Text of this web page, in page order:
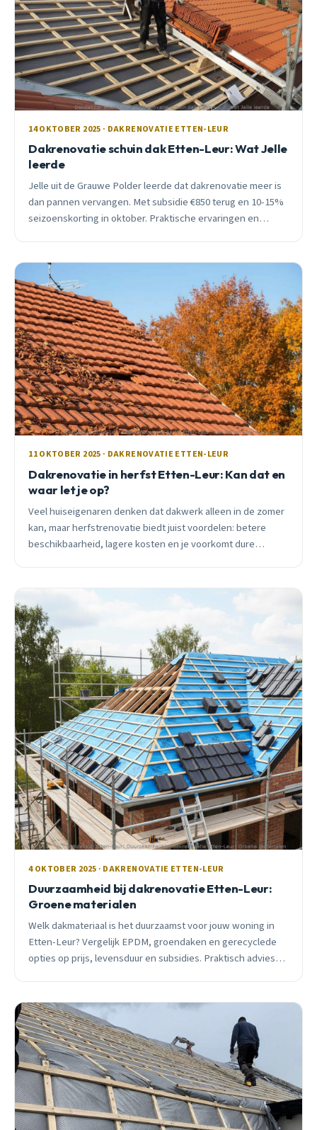
14 OKTOBER 2025 · DAKRENOVATIE ETTEN-LEUR
Dakrenovatie schuin dak Etten-Leur: Wat Jelle
leerde
Jelle uit de Grauwe Polder leerde dat dakrenovatie meer is
dan pannen vervangen. Met subsidie €850 terug en 10-15%
seizoenskorting in oktober. Praktische ervaringen en
11 OKTOBER 2025 · DAKRENOVATIE ETTEN-LEUR
Dakrenovatie in herfst Etten-Leur: Kan dat en
waar let je op?
Veel huiseigenaren denken dat dakwerk alleen in de zomer
kan, maar herfstrenovatie biedt juist voordelen: betere
beschikbaarheid, lagere kosten en je voorkomt dure
4 OKTOBER 2025 · DAKRENOVATIE ETTEN-LEUR
Duurzaamheid bij dakrenovatie Etten-Leur:
Groene materialen
Welk dakmateriaal is het duurzaamst voor jouw woning in
Etten-Leur? Vergelijk EPDM, groendaken en gerecyclede
opties op prijs, levensduur en subsidies. Praktisch advies